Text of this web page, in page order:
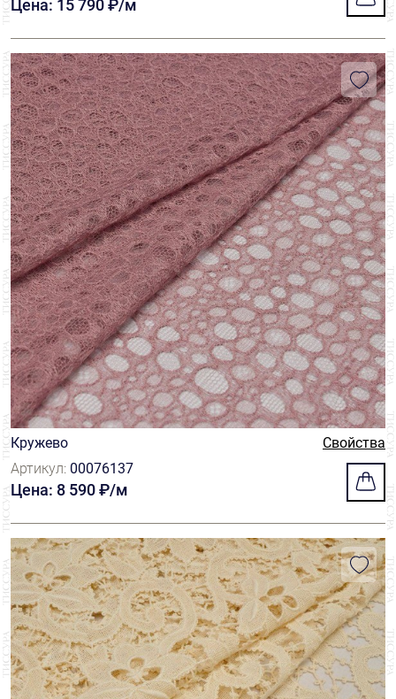
Цена: 15 790 ₽/м
Кружево
Свойства
Артикул: 00076137
Цена: 8 590 ₽/м